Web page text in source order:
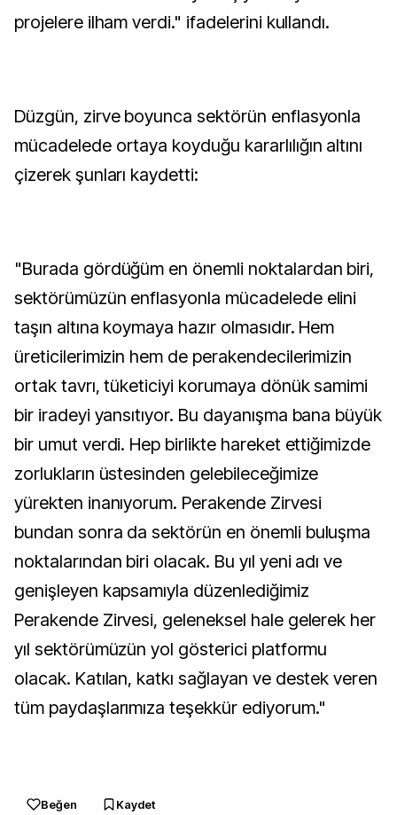
projelere ilham verdi." ifadelerini kullandı.
Düzgün, zirve boyunca sektörün enflasyonla
mücadelede ortaya koyduğu kararlılığın altını
çizerek şunları kaydetti:
"Burada gördüğüm en önemli noktalardan biri,
sektörümüzün enflasyonla mücadelede elini
taşın altına koymaya hazır olmasıdır. Hem
üreticilerimizin hem de perakendecilerimizin
ortak tavrı, tüketiciyi korumaya dönük samimi
bir iradeyi yansıtıyor. Bu dayanışma bana büyük
bir umut verdi. Hep birlikte hareket ettiğimizde
zorlukların üstesinden gelebileceğimize
yürekten inanıyorum. Perakende Zirvesi
bundan sonra da sektörün en önemli buluşma
noktalarından biri olacak. Bu yıl yeni adı ve
genişleyen kapsamıyla düzenlediğimiz
Perakende Zirvesi, geleneksel hale gelerek her
yıl sektörümüzün yol gösterici platformu
olacak. Katılan, katkı sağlayan ve destek veren
tüm paydaşlarımıza teşekkür ediyorum."
Beğen Kaydet